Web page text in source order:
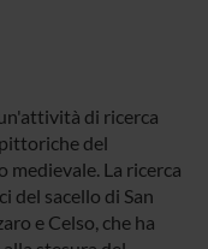
di ricerca
del
La ricerca
del sacello di San
e Celso, che ha